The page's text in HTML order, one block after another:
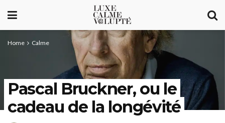
Home Calme
Pascal Bruckner, ou le
cadeau de la longévité